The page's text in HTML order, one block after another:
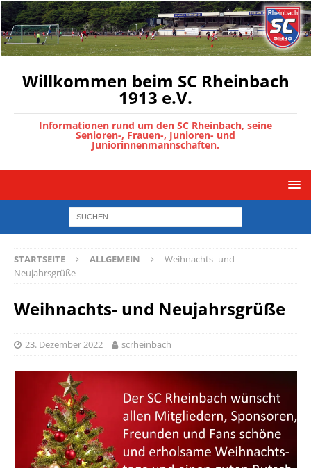
Willkommen beim SC Rheinbach
1913 e.V.
Informationen rund um den SC Rheinbach, seine
Senioren-, Frauen-, Junioren- und
Juniorinnenmannschaften.
STARTSEITE ALLGEMEIN
Weihnachts- und
Neujahrsgrüße
Weihnachts- und Neujahrsgrüße
23. Dezember 2022 scrheinbach